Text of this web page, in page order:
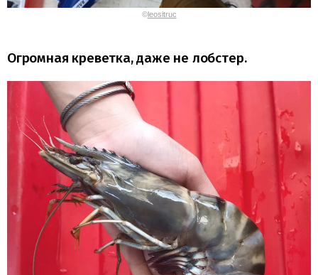
©leositruc
Огромная креветка, даже не лобстер.